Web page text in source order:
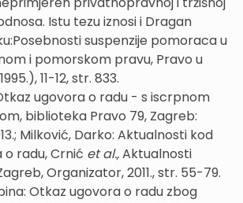
Istu tezu iznosi i Dragan
suspenzije pomoraca u
i pomorskom pravu, Pravo u
11-12, str. 833.
ugovora o radu - s iscrpnom
biblioteka Pravo 79, Zagreb:
Milković, Darko: Aktualnosti kod
radu, Crnić et al.,Aktualnosti
Organizator, 2011., str. 55-79.
Otkaz ugovora o radu zbog